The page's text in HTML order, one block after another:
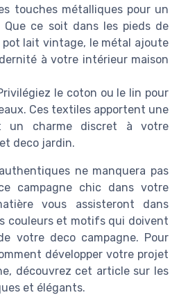
touches métalliques pour un
ce soit dans les pieds de
pot lait vintage, le métal ajoute
à votre intérieur maison
le coton ou le lin pour
Ces textiles apportent une
un charme discret à votre
deco jardin.
ne manquera pas
campagne chic dans votre
vous assisteront dans
couleurs et motifs qui doivent
votre deco campagne. Pour
développer votre projet
découvrez cet article sur les
et élégants.